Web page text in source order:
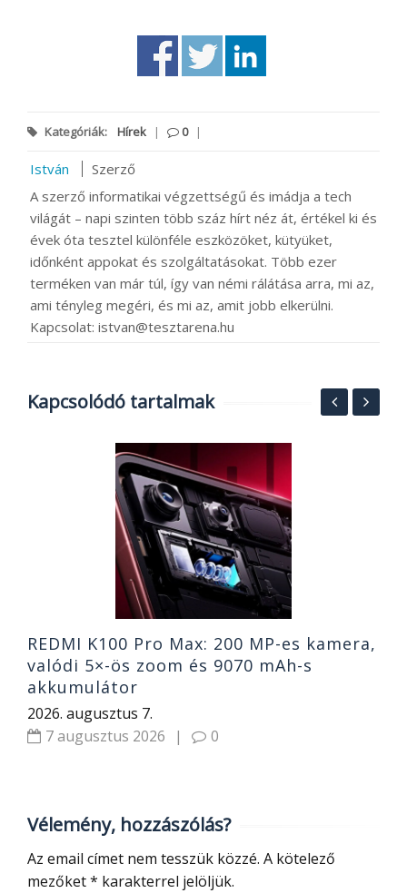
Kategóriák: Hírek | 0 |
István
Szerző
A szerző informatikai végzettségű és imádja a tech
világát – napi szinten több száz hírt néz át, értékel ki és
évek óta tesztel különféle eszközöket, kütyüket,
időnként appokat és szolgáltatásokat. Több ezer
terméken van már túl, így van némi rálátása arra, mi az,
ami tényleg megéri, és mi az, amit jobb elkerülni.
Kapcsolat: istvan@tesztarena.hu
Kapcsolódó tartalmak
REDMI K100 Pro Max: 200 MP-es kamera,
valódi 5×-ös zoom és 9070 mAh-s
akkumulátor
2026. augusztus 7.
7 augusztus 2026
| 0
Vélemény, hozzászólás?
Az email címet nem tesszük közzé. A kötelező
mezőket* karakterrel jelöljük.